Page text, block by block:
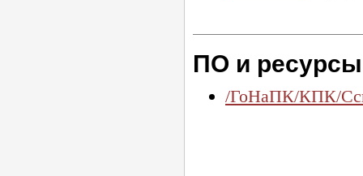
ПО и
/ГоНаПК/КПК/